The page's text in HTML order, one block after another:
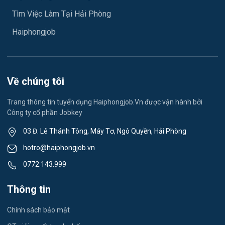
May mặc
Lái xe
Tiếng Nhật
Du lịch
Công nhân
Việc làm Hải Dương
Việc làm Nam Đồng
Việc làm Tân Hưng
Việc làm Ái Quốc
Tìm Việc Làm Tại Hải Phòng
Haiphongjob
Về chúng tôi
Trang thông tin tuyển dụng Haiphongjob.Vn được vận hành bởi
Công ty cổ phần Jobkey
03 Đ. Lê Thánh Tông, Máy Tơ, Ngô Quyền, Hải Phòng
hotro@haiphongjob.vn
0772.143.999
Thông tin
Chính sách bảo mật